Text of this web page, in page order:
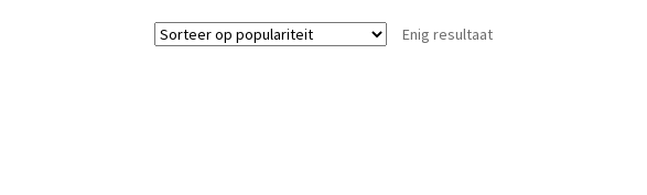
Enig resultaat